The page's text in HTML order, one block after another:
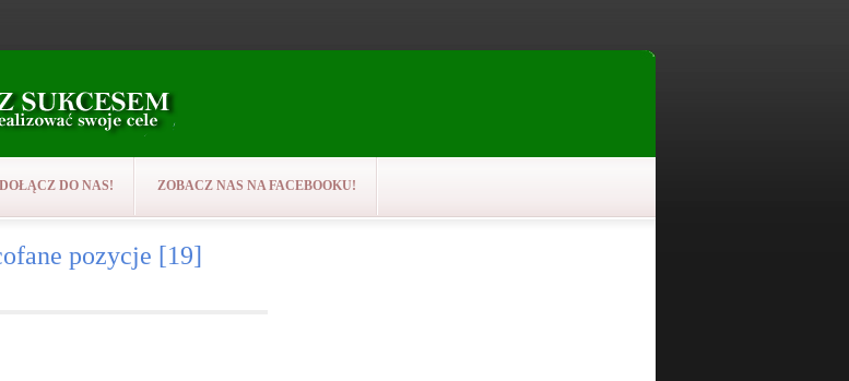
DOŁĄCZ DO NAS! ZOBACZ NAS NA FACEBOOKU!
pozycje [19]